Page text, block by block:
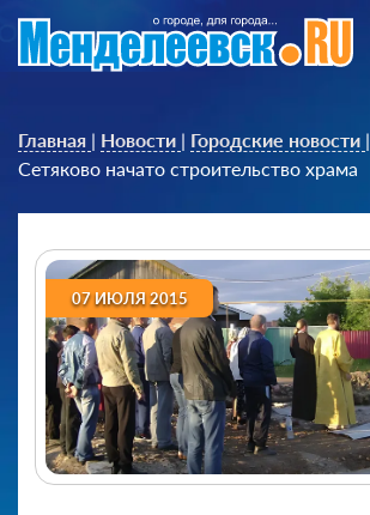
Главная | Новости | Городские новости |
Сетяково начато строительство храма
07 ИЮЛЯ 2015